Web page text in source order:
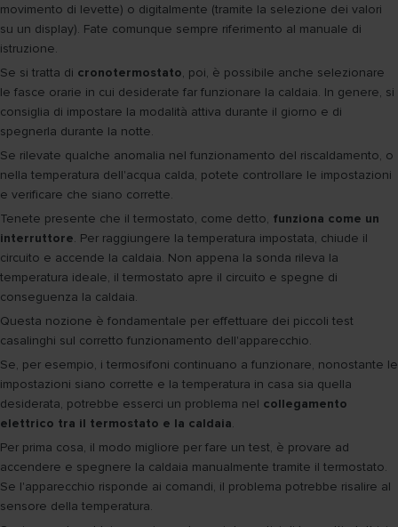
movimento di levette) o digitalmente (tramite la selezione dei valori
su un display). Fate comunque sempre riferimento al manuale di
istruzione.
Se si tratta di cronotermostato, poi, è possibile anche selezionare
le fasce orarie in cui desiderate far funzionare la caldaia. In genere, si
consiglia di impostare la modalità attiva durante il giorno e di
spegnerla durante la notte.
Se rilevate qualche anomalia nel funzionamento del riscaldamento, o
nella temperatura dell'acqua calda, potete controllare le impostazioni
e verificare che siano corrette.
Tenete presente che il termostato, come detto, funziona come un
interruttore. Per raggiungere la temperatura impostata, chiude il
circuito e accende la caldaia. Non appena la sonda rileva la
temperatura ideale, il termostato apre il circuito e spegne di
conseguenza la caldaia.
Questa nozione è fondamentale per effettuare dei piccoli test
casalinghi sul corretto funzionamento dell'apparecchio.
Se, per esempio, i termosifoni continuano a funzionare, nonostante le
impostazioni siano corrette e la temperatura in casa sia quella
desiderata, potrebbe esserci un problema nel collegamento
elettrico tra il termostato e la caldaia.
Per prima cosa, il modo migliore per fare un test, è provare ad
accendere e spegnere la caldaia manualmente tramite il termostato.
Se l'apparecchio risponde ai comandi, il problema potrebbe risalire al
sensore della temperatura.